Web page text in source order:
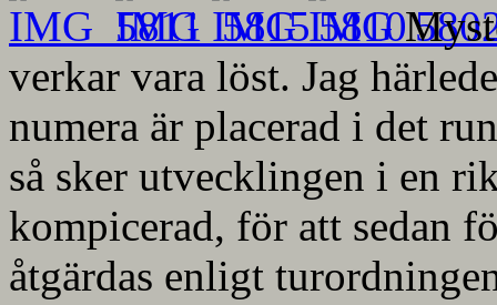
verkar vara löst. Jag
numera är placerad i det
så sker utvecklingen i en
kompicerad, för att sedan
åtgärdas enligt